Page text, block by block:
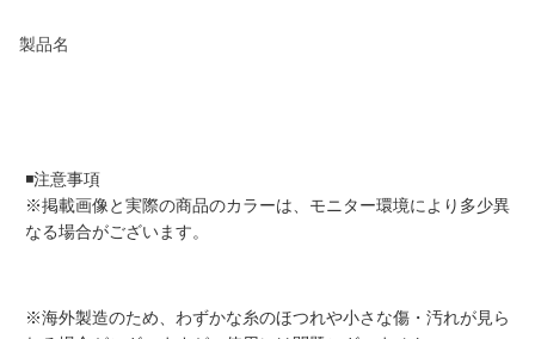
製品名
◾️注意事項
※掲載画像と実際の商品のカラーは、モニター環境により多少異
なる場合がございます。
※海外製造のため、わずかな糸のほつれや小さな傷・汚れが見ら